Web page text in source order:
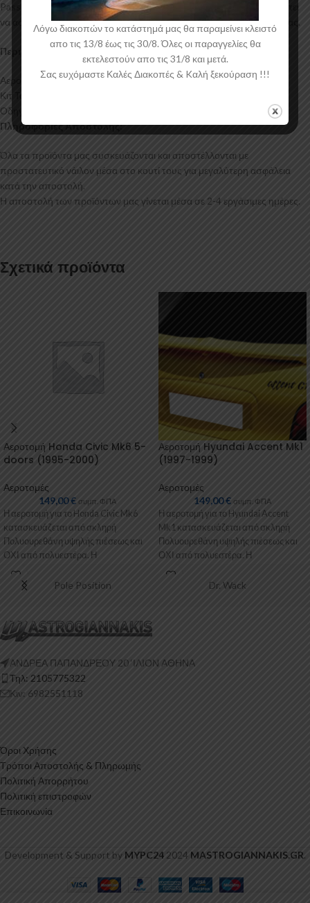
Passat B7 Facelift έρχεται στο χρώμα του υλικού. Το προϊόν θα πρέπει
να ασταρωθεί και στη συνέχεια να βαφτεί στο χρώμα της επιλογής σας.
Περιεχόμενα Συσκευασίας:
Αεροτομή Volkswagen Passat B7 Facelift
Κιτ Τοποθέτησης
Οδηγίες Τοποθέτησης
Πληροφορίες Αποστολής:
Όλα τα προϊόντα μας συσκευάζονται και αποστέλλονται με
προστατευτικό νάιλον μέσα στο κουτί τους για μεγαλύτερη ασφάλεια
κατά την αποστολή.
Η αποστολή των προϊόντων μας γίνεται μέσα σε 2-4 εργάσιμες ημέρες.
Σχετικά προϊόντα
Αεροτομή Honda Civic Mk6 5-
doors (1995-2000)
Αεροτομές
149,00€ συμπ. ΦΠΑ
Η αεροτομή για το Honda Civic Mk6
κατασκευάζεται από σκληρή
Πολυουρεθάνη υψηλής πιέσεως και
ΟΧΙ από πολυεστέρα. Η
Πολυουρεθάνη είναι
Αεροτομή Hyundai Accent Mk1
(1997-1999)
Αεροτομές
149,00€ συμπ. ΦΠΑ
Η αεροτομή για το Hyundai Accent
Mk1 κατασκευάζεται από σκληρή
Πολυουρεθάνη υψηλής πιέσεως και
ΟΧΙ από πολυεστέρα. Η
Πολυουρεθάνη είναι
Pole Position Dr. Wack
ΑΝΔΡΕΑ ΠΑΠΑΝΔΡΕΟΥ 20 ‘ΙΛΙΟΝ ΑΘΗΝΑ
Τηλ: 2105775322
Κιν: 6982551118
Όροι Χρήσης
Τρόποι Αποστολής & Πληρωμής
Πολιτική Απορρήτου
Πολιτική επιστροφών
Επικοινωνία
Development & Support by MYPC242024 MASTROGIANNAKIS.GR.
Λόγω διακοπών το κατάστημά μας θα παραμείνει κλειστό
απο τις 13/8 έως τις 30/8. Όλες οι παραγγελίες θα
εκτελεστούν απο τις 31/8 και μετά.
Σας ευχόμαστε Καλές Διακοπές & Kαλή ξεκούραση !!!